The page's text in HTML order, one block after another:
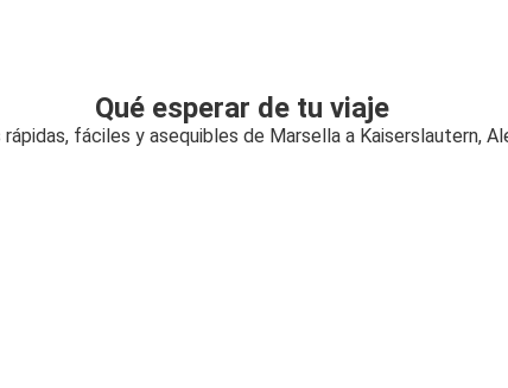
Qué esperar de tu viaje
rápidas, fáciles y asequibles de Marsella a Kaiserslautern,